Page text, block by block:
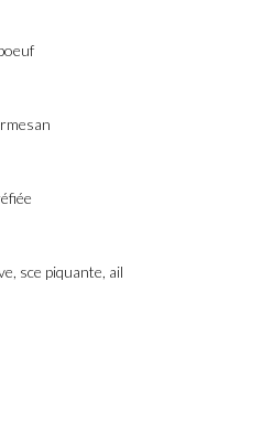
sce piquante, ail